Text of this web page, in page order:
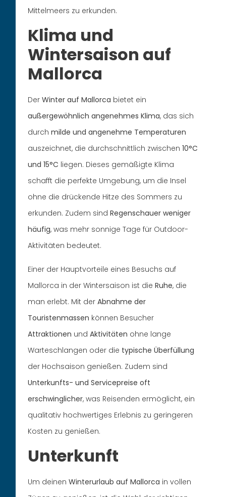
Mittelmeers zu erkunden.
Klima und
Wintersaison auf
Mallorca
DerWinter auf Mallorca bietet ein
außergewöhnlich angenehmes Klima, das sich
durchmilde und angenehme Temperaturen
auszeichnet, die durchschnittlich zwischen10°C
und 15°C liegen. Dieses gemäßigte Klima
schafft die perfekte Umgebung, um die Insel
ohne die drückende Hitze des Sommers zu
erkunden. Zudem sindRegenschauer weniger
häufig, was mehr sonnige Tage für Outdoor-
Aktivitäten bedeutet.
Einer der Hauptvorteile eines Besuchs auf
Mallorca in der Wintersaison ist dieRuhe, die
man erlebt. Mit derAbnahme der
Touristenmassen können Besucher
Attraktionen undAktivitäten ohne lange
Warteschlangen oder die typische Überfüllung
der Hochsaison genießen. Zudem sind
Unterkunfts- und Servicepreise oft
erschwinglicher, was Reisenden ermöglicht, ein
qualitativ hochwertiges Erlebnis zu geringeren
Kosten zu genießen.
Unterkunft
Um deinenWinterurlaub auf Mallorca in vollen